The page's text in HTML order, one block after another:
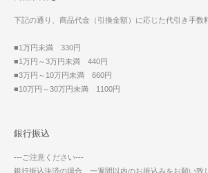
下記の通り、商品代金（引換金額）に応じた代引き手数
■1万円未満 330円
■1万円～3万円未満 440円
■3万円～10万円未満 660円
■10万円～30万円未満 1100円
銀行振込
---ご注意ください---
銀行振込決済の場合、一週間以内のお振込みをお願い致